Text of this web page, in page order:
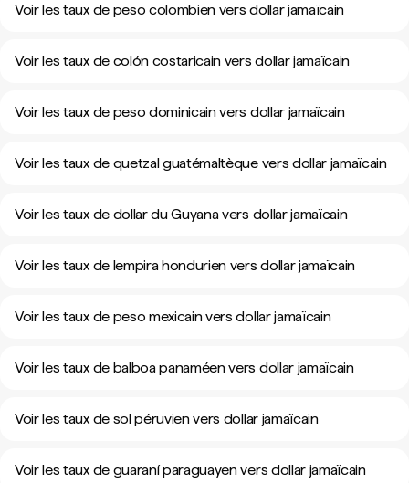
Voir les taux de peso colombien vers dollar jamaïcain
Voir les taux de colón costaricain vers dollar jamaïcain
Voir les taux de peso dominicain vers dollar jamaïcain
Voir les taux de quetzal guatémaltèque vers dollar jamaïcain
Voir les taux de dollar du Guyana vers dollar jamaïcain
Voir les taux de lempira hondurien vers dollar jamaïcain
Voir les taux de peso mexicain vers dollar jamaïcain
Voir les taux de balboa panaméen vers dollar jamaïcain
Voir les taux de sol péruvien vers dollar jamaïcain
Voir les taux de guaraní paraguayen vers dollar jamaïcain